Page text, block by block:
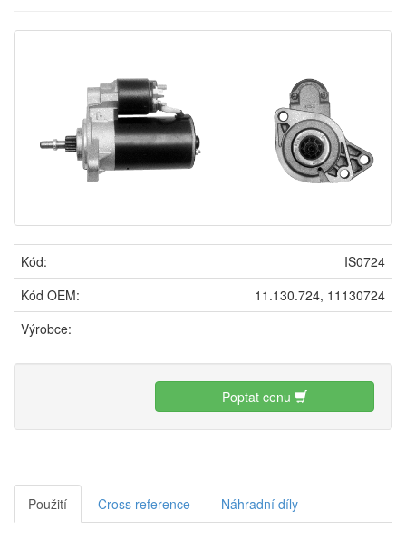
Kód:
IS0724
Kód OEM:
11.130.724, 11130724
Výrobce:
Poptat cenu
Použití Cross reference Náhradní díly